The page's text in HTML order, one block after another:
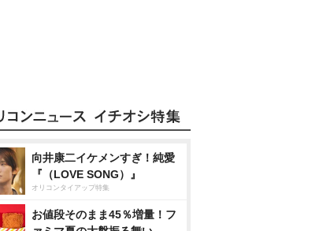
向井康二イケメンすぎ！純愛
『（LOVE SONG）』
オリコンタイアップ特集
お値段そのまま45％増量！フ